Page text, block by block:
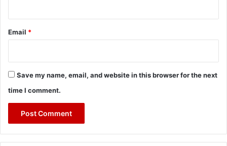
Email *
Save my name, email, and website in this browser for the next
time I comment.